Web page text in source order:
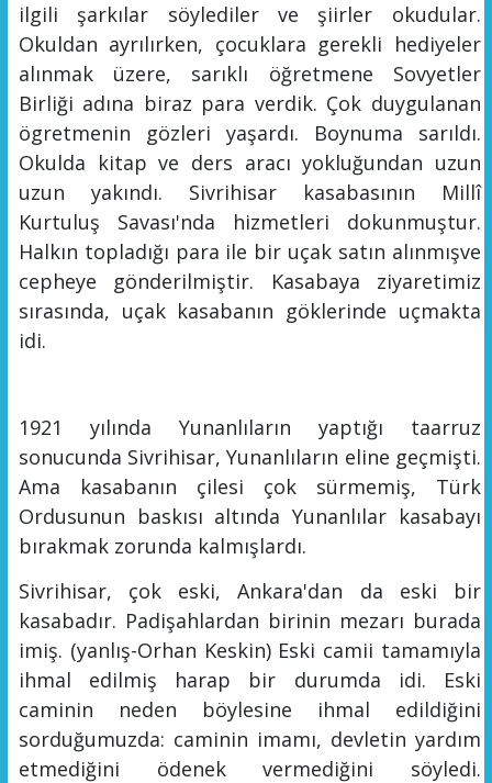
ilgili şarkılar söylediler ve şiirler okudular.
Okuldan ayrılırken, çocuklara gerekli hediyeler
alınmak üzere, sarıklı öğretmene Sovyetler
Birliği adına biraz para verdik. Çok duygulanan
ögretmenin gözleri yaşardı. Boynuma sarıldı.
Okulda kitap ve ders aracı yokluğundan uzun
uzun yakındı. Sivrihisar kasabasının Millî
Kurtuluş Savası'nda hizmetleri dokunmuştur.
Halkın topladığı para ile bir uçak satın alınmışve
cepheye gönderilmiştir. Kasabaya ziyaretimiz
sırasında, uçak kasabanın göklerinde uçmakta
idi.
1921 yılında Yunanlıların yaptığı taarruz
sonucunda Sivrihisar,Yunanlıların eline geçmişti.
Ama kasabanın çilesi çok sürmemiş, Türk
Ordusunun baskısı altında Yunanlılar kasabayı
bırakmak zorunda kalmışlardı.
Sivrihisar, çok eski, Ankara'dan da eski bir
kasabadır. Padişahlardan birinin mezarı burada
imiş. (yanlış-Orhan Keskin) Eski camii tamamıyla
ihmal edilmiş harap bir durumda idi. Eski
caminin neden böylesine ihmal edildiğini
sorduğumuzda: caminin imamı, devletin yardım
etmediğini ödenek vermediğini söyledi.